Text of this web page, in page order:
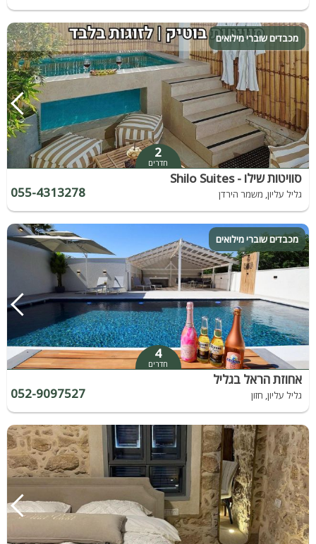
מכבדים שוברי מילואים
2
חדרים
סוויטות שילו - Shilo Suites
גליל עליון, משמר הירדן 055-4313278
מכבדים שוברי מילואים
4
חדרים
אחוזת הראל בגליל
גליל עליון, חזון 052-9097527